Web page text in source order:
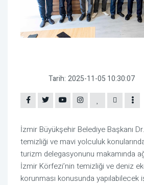
Tarih: 2025-11-05 10:30:07
İzmir Büyükşehir Belediye Başkanı
temizliği ve mavi yolculuk
turizm delegasyonunu makamında
İzmir Körfezi’nin temizliği ve deniz
korunması konusunda yapılabilecek